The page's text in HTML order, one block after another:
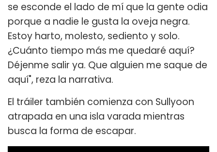
se esconde el lado de mí que la gente odia
porque a nadie le gusta la oveja negra.
Estoy harto, molesto, sediento y solo.
¿Cuánto tiempo más me quedaré aquí?
Déjenme salir ya. Que alguien me saque de
aquí", reza la narrativa.
El tráiler también comienza con Sullyoon
atrapada en una isla varada mientras
busca la forma de escapar.